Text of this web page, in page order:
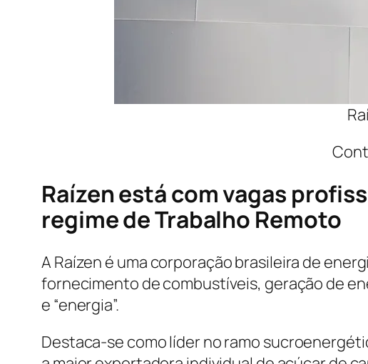
Raízen está com vagas
regime de Trabalho Remoto
A Raízen é uma corporação brasileira de
fornecimento de combustíveis, geração de
e “energia”.
Destaca-se como líder no ramo